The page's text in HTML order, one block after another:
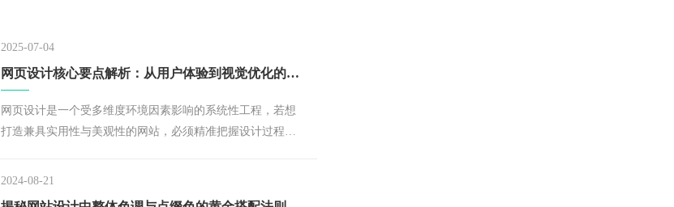
2025-07-04
网页设计核心要点解析：从用户体验到视觉优化的专业指南
网页设计是一个受多维度环境因素影响的系统性工程，若想
打造兼具实用性与美观性的网站，必须精准把握设计过程中
2024-08-21